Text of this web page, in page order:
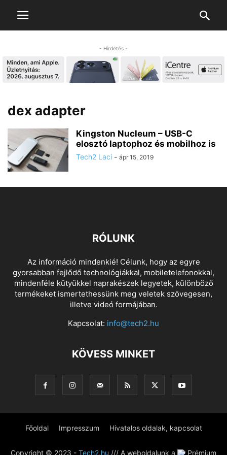
- Hirdetés -
dex adapter
Kingston Nucleum – USB-C
elosztó laptophoz és mobilhoz is
Tech2 Laci - ápr 15, 2019
RÓLUNK
Az információ mindenkié! Célunk, hogy az egyre
gyorsabban fejlődő technológiákkal, mobiletelefonokkal,
mindenféle kütyükkel naprakészek legyetek, különböző
termékeket ismertethessünk meg veletek szövegesen,
illetve videó formájában.
Kapcsolat: info@tech2.hu
KÖVESS MINKET
Főoldal Impresszum Hivatalos oldalak, kapcsolat
Copyright © 2023 - Tech2.hu /// A weboldalunk a Prémium